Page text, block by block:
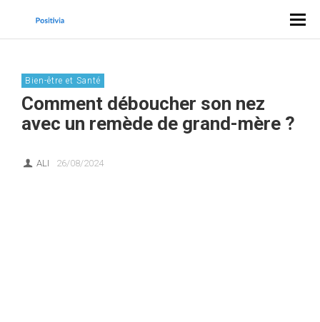
Bien-être et Santé
Comment déboucher son nez
avec un remède de grand-mère ?
ALI 26/08/2024